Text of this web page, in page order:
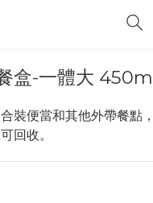
盒-一體大
裝便當和其他外帶餐點
回收。